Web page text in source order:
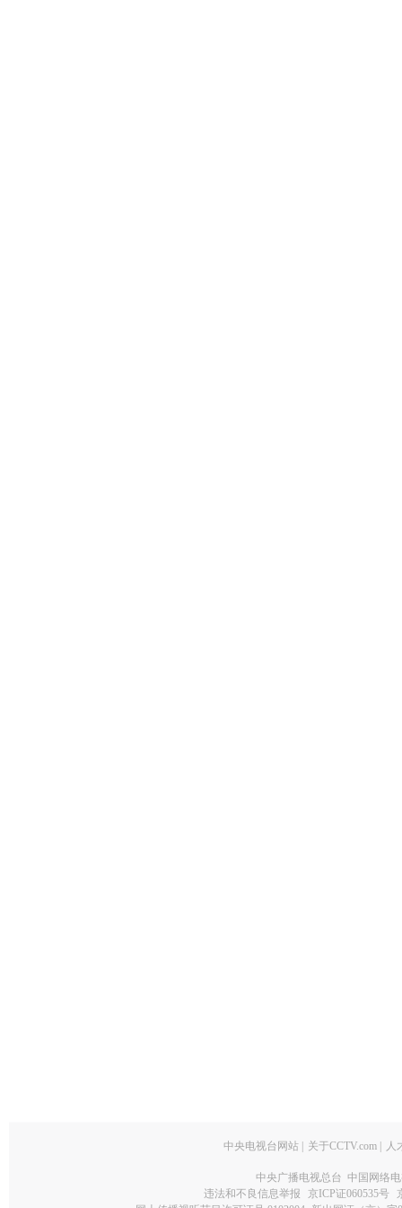
中央电视台网站 关于CCTV.com 人
中央广播电视总台 中国网络
违法和不良信息举报
京ICP证060535号